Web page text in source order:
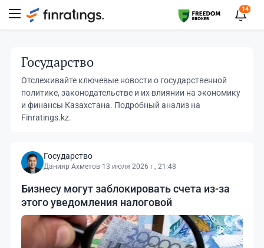
14
Государство
Отслеживайте ключевые новости о государственной
политике, законодательстве и их влиянии на экономику
и финансы Казахстана. Подробный анализ на
Finratings.kz.
Государство
Данияр Ахметов·13 июля 2026 г., 21:48
Бизнесу могут заблокировать счета из-за
этого уведомления налоговой